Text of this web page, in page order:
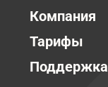
Компания
Тарифы
Поддержка